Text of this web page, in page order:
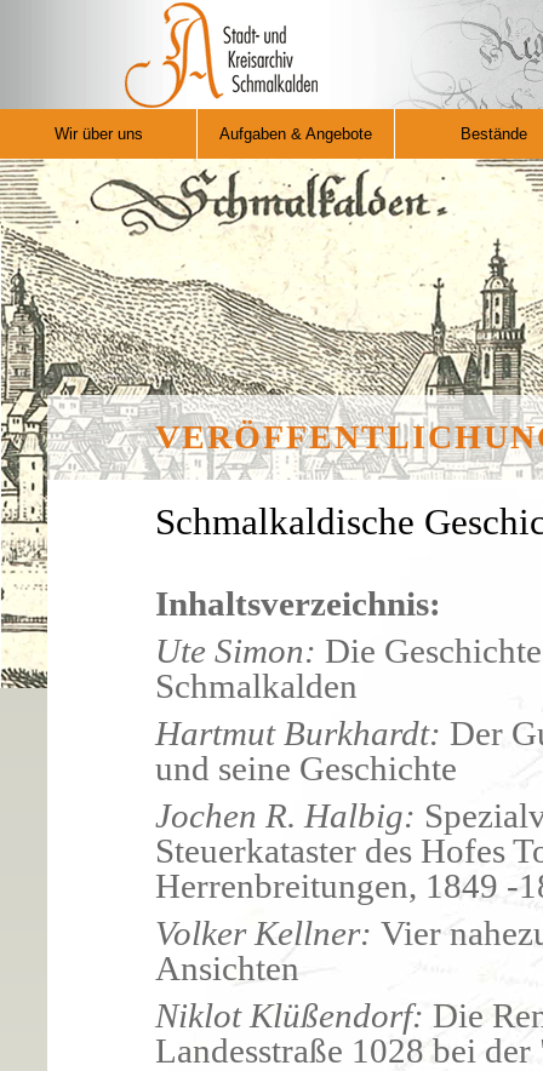
Wir über uns Aufgaben & Angebote Bestände
Schmalkaldische
Inhaltsverzeichnis:
Ute Simon: Die
Schmalkalden
Hartmut Burkhardt: Der
und seine Geschichte
Jochen R. Halbig:
Steuerkataster des Hofes
Herrenbreitungen, 1849 -
Volker Kellner: Vier
Ansichten
Niklot Klüßendorf: Die
Landesstraße 1028 bei